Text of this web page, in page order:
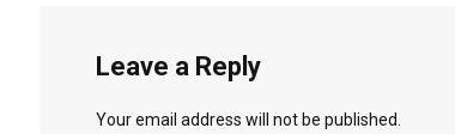
Leave a Reply
Your email address will not be published.